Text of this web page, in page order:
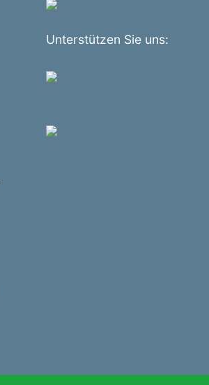
Unterstützen Sie uns: